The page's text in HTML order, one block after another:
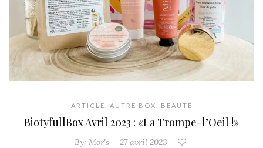
ARTICLE AUTRE BOX BEAUTÉ
BiotyfullBox Avril 2023 : «La Trompe-l’Oeil !»
By: Mor's 27 avril 2023